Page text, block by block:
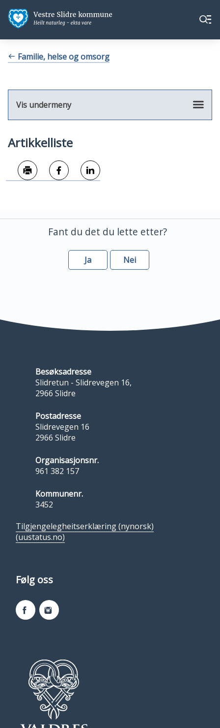
Vestre
Slidre
kommune
Vestre
Slidre
Meny
Du Familie, helse og omsorg
Vis undermeny
Artikkelliste
Fant du det du lette etter?
Ja Nei
Besøksadresse
Slidretun - Slidrevegen 16,
2966 Slidre
Postadresse
Slidrevegen 16
2966 Slidre
Organisasjonsnr.
961 382 157
Kommunenr.
3452
Tilgjengelegheitserklæring (nynorsk)
(uustatus.no)
Følg oss
FacebookInstagram